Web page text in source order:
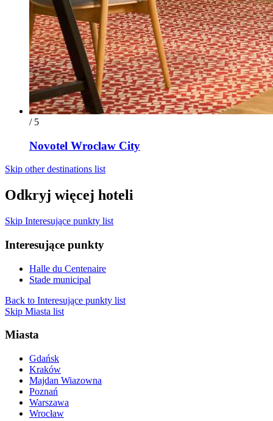
/ 5
Novotel Wroclaw City
Skip other destinations list
Odkryj więcej hoteli
Skip Interesujące punkty list
Interesujące punkty
Halle du Centenaire
Stade municipal
Back to Interesujące punkty list
Skip Miasta list
Miasta
Gdańsk
Kraków
Majdan Wiazowna
Poznań
Warszawa
Wrocław